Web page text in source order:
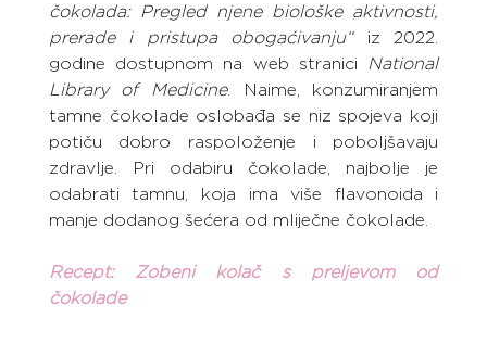
čokolada: Pregled njene biološke aktivnosti,
prerade i pristupa obogaćivanju“ iz 2022.
godine dostupnom na web stranici National
Library of Medicine. Naime, konzumiranjem
tamne čokolade oslobađa se niz spojeva koji
potiču dobro raspoloženje i poboljšavaju
zdravlje. Pri odabiru čokolade, najbolje je
odabrati tamnu, koja ima više flavonoida i
manje dodanog šećera od mliječne čokolade.
Recept: Zobeni kolač s preljevom od
čokolade